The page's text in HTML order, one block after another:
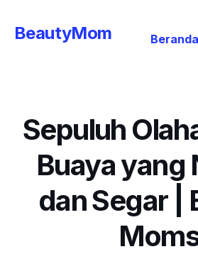
BeautyMom Beranda
Sepuluh
Buaya yang
dan Segar |